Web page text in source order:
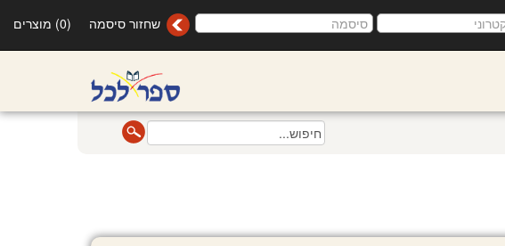
שחזור סיסמה (0) מוצרים